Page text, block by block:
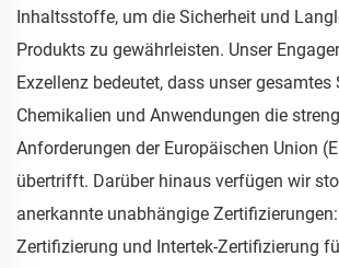
Inhaltsstoffe, um die Sicherheit und
Produkts zu gewährleisten. Unser
Exzellenz bedeutet, dass unser gesamtes
Chemikalien und Anwendungen die
Anforderungen der Europäischen Union
übertrifft. Darüber hinaus verfügen wir
anerkannte unabhängige Zertifizierungen:
Zertifizierung und Intertek-Zertifizierung